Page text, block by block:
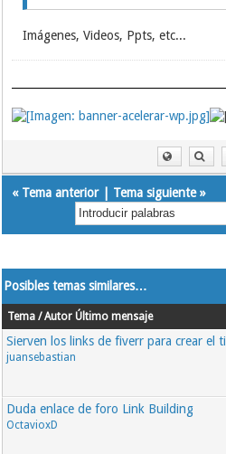
Imágenes, Videos, Ppts, etc...
« Tema anterior| Tema siguiente»
Posibles temas similares…
Tema / Autor Último mensaje
Sierven los links de fiverr para crear el
juansebastian
Duda enlace de foro Link Building
OctavioxD